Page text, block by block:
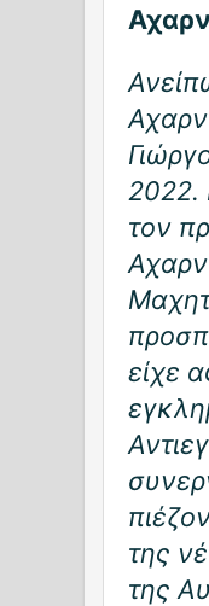
2022.
τον
είχε
της
της